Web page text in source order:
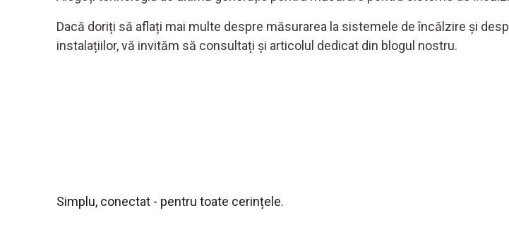
Dacă doriți să aflați mai multe despre măsurarea la sistemele de încălzire și
instalațiilor, vă invităm să consultați și articolul dedicat din blogul nostru.
Simplu, conectat - pentru toate cerințele.